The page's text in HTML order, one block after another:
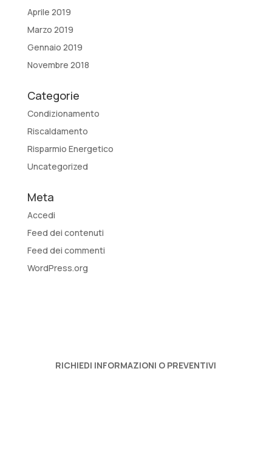
Aprile 2019
Marzo 2019
Gennaio 2019
Novembre 2018
Categorie
Condizionamento
Riscaldamento
Risparmio Energetico
Uncategorized
Meta
Accedi
Feed dei contenuti
Feed dei commenti
WordPress.org
RICHIEDI INFORMAZIONI O PREVENTIVI